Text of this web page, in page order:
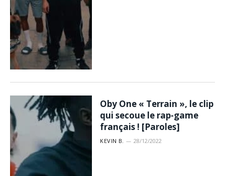
Oby One « Terrain », le clip
qui secoue le rap-game
français ! [Paroles]
KEVIN B. 28/12/2022